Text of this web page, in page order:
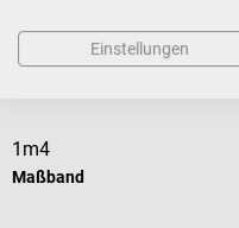
1m4
Maßband
Einstellungen